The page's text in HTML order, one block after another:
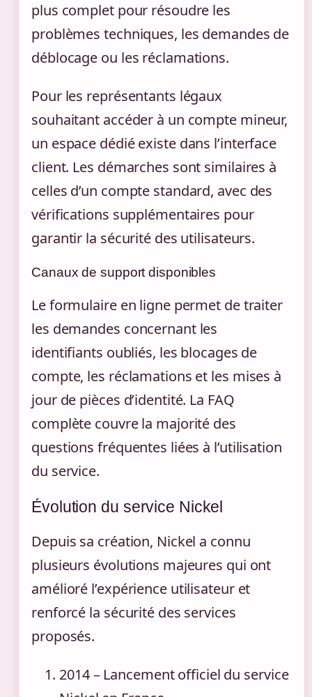
plus complet pour résoudre les
problèmes techniques, les demandes de
déblocage ou les réclamations.
Pour les représentants légaux
souhaitant accéder à un compte mineur,
un espace dédié existe dans l’interface
client. Les démarches sont similaires à
celles d’un compte standard, avec des
vérifications supplémentaires pour
garantir la sécurité des utilisateurs.
Canaux de support disponibles
Le formulaire en ligne permet de traiter
les demandes concernant les
identifiants oubliés, les blocages de
compte, les réclamations et les mises à
jour de pièces d’identité. La FAQ
complète couvre la majorité des
questions fréquentes liées à l’utilisation
du service.
Évolution du service Nickel
Depuis sa création, Nickel a connu
plusieurs évolutions majeures qui ont
amélioré l’expérience utilisateur et
renforcé la sécurité des services
proposés.
2014– Lancement officiel du service